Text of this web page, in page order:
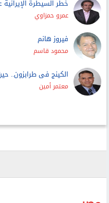
هل يستمر المصريون
عماد الدين حسين
خطر السيطرة
عمرو حمزاوي
فيروز هانم
محمود قاسم
الكينج فى طرابزون..
معتمر أمين